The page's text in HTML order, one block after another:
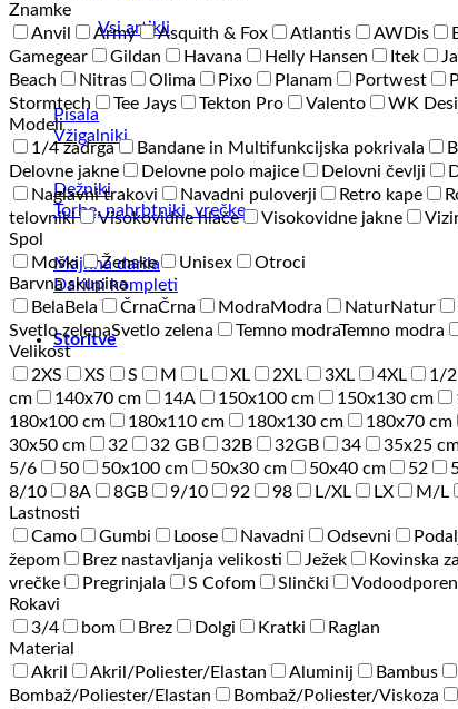
Vsi artikli
Pisala
Vžigalniki
Dežniki
Torbe, nahrbtniki, vrečke
Majhna darila
Darilni kompleti
Storitve
Znamke
Anvil
Army Asquith & Fox Atlantis AWDis
Gamegear
Gildan Havana Helly Hansen Itek
Beach
Nitras Olima Pixo Planam Portwest
Stormtech
Tee Jays Tekton Pro Valento WK
Modeli
1/4 zadrga
Bandane in Multifunkcijska pokrivala
Delovne jakne
Delovne polo majice Delovni čevlji
Naglavni trakovi
Navadni puloverji Retro kape
telovniki
Visokovidne hlače Visokovidne jakne
Spol
Moški
Ženske Unisex
Otroci
Barvna skupina
Bela Bela ČrnaČrna ModraModra NaturNatur
Svetlo zelenaSvetlo zelena Temno modraTemno modra
Velikost
2XS
XS S M L XL 2XL 3XL 4XL 1/2
cm
140x70 cm 14A 150x100 cm 150x130 cm
180x100 cm
180x110 cm 180x130 cm 180x70 cm
30x50 cm
32 32 GB 32B 32GB 34 35x25
5/6
50 50x100 cm 50x30 cm 50x40 cm 52
8/10
8A 8GB 9/10 92 98 L/XL LX M/L
Lastnosti
Camo
Gumbi Loose Navadni Odsevni
žepom
Brez nastavljanja velikosti Ježek Kovinska
vrečke
Pregrinjala S Cofom Slinčki Vodoodporen
Rokavi
3/4
bom Brez Dolgi Kratki
Raglan
Material
Akril
Akril/Poliester/Elastan Aluminij Bambus
Bombaž/Poliester/Elastan
Bombaž/Poliester/Viskoza